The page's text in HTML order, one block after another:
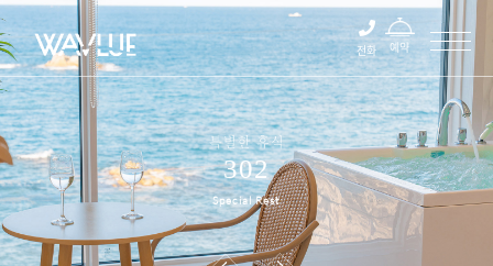
전화 예약
특별한 휴식
302
Special Rest